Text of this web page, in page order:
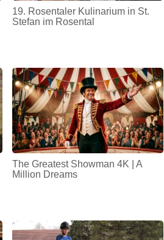
19. Rosentaler Kulinarium in St.
Stefan im Rosental
The Greatest Showman 4K | A
Million Dreams